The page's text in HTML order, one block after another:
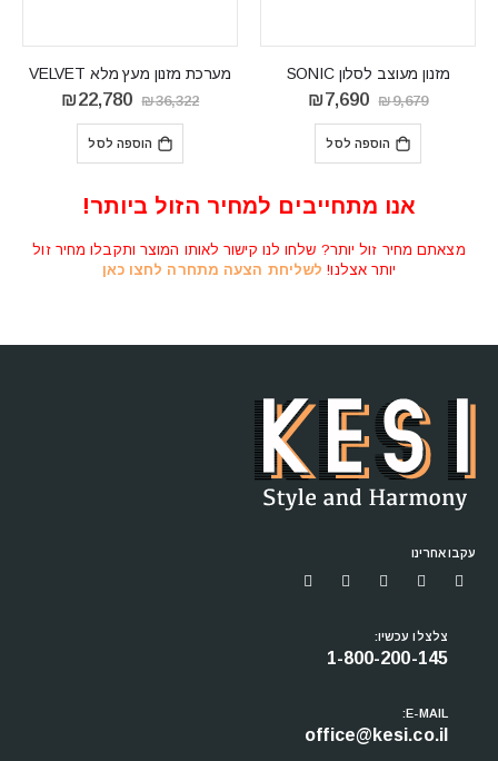
מערכת מזנון מעץ מלא VELVET
₪36,322
המחיר
המקורי
היה:
₪36,322.
₪22,780
הוספה לסל
₪ 1,987
המחיר
היה:
₪1,987.
₪1,590
הוא:
בחר אפשרויות
עקבו אחרינו
צלצלו עכשיו:
1-800-200-145